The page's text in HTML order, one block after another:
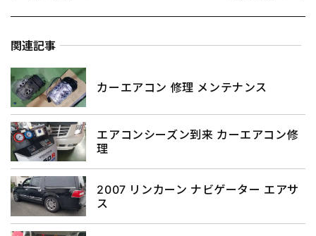
関連記事
カーエアコン 修理 メンテナンス
エアコンシーズン到来 カーエアコン修
理
2007 リンカーン ナビゲーター エアサ
ス